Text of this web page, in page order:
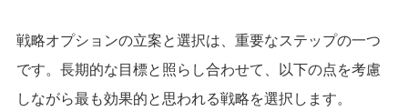
戦略オプションの立案と選択は、重要なステップの一つ
です。長期的な目標と照らし合わせて、以下の点を考慮
しながら最も効果的と思われる戦略を選択します。